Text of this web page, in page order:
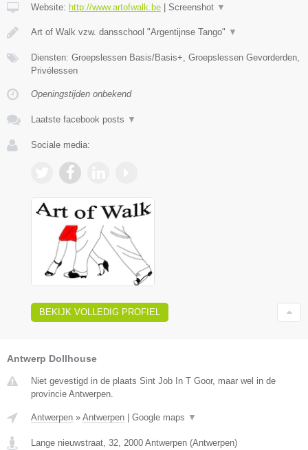
Website: http://www.artofwalk.be Screenshot ▼
Art of Walk vzw. dansschool "Argentijnse Tango" ▼
Diensten: Groepslessen Basis/Basis+, Groepslessen Gevorderden,
Privélessen
Openingstijden onbekend
Laatste facebook posts ▼
Sociale media:
BEKIJK VOLLEDIG PROFIEL
Antwerp Dollhouse
Niet gevestigd in de plaats Sint Job In T Goor, maar wel in de
provincie Antwerpen.
Antwerpen » Antwerpen Google maps ▼
Lange nieuwstraat, 32 2000 Antwerpen (Antwerpen)